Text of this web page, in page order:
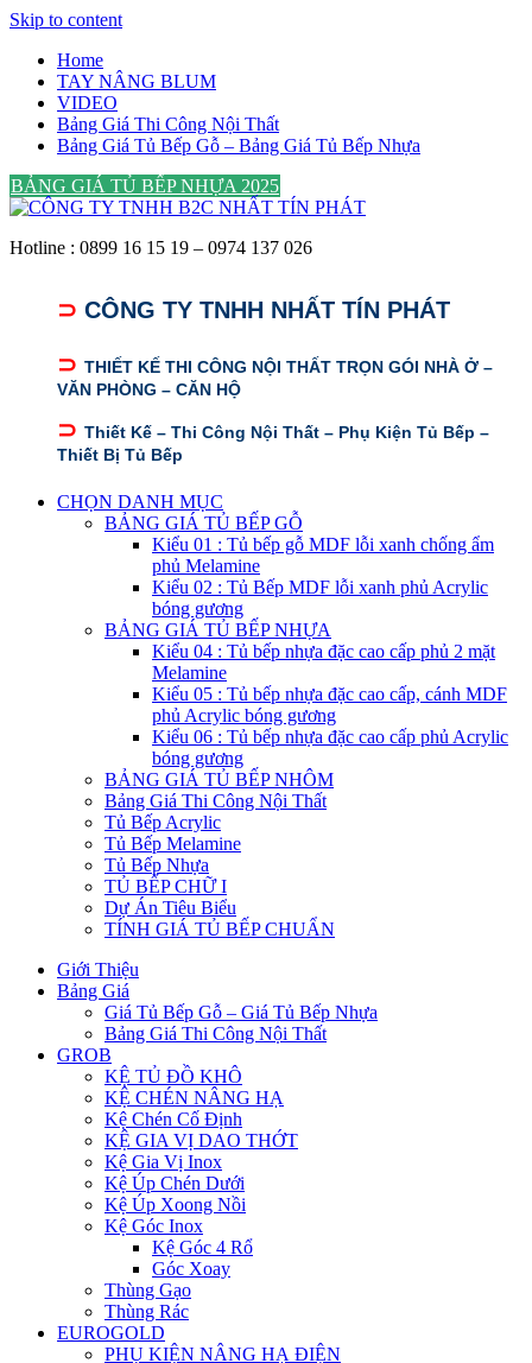
Skip to content
Home
TAY NÂNG BLUM
VIDEO
Bảng Giá Thi Công Nội Thất
Bảng Giá Tủ Bếp Gỗ – Bảng Giá Tủ Bếp Nhựa
BẢNG GIÁ TỦ BẾP NHỰA 2025
Hotline : 0899 16 15 19 – 0974 137 026
⊃ CÔNG TY TNHH NHẤT TÍN PHÁT
⊃ THIẾT KẾ THI CÔNG NỘI THẤT TRỌN GÓI NHÀ Ở –
VĂN PHÒNG – CĂN HỘ
⊃ Thiết Kế – Thi Công Nội Thất – Phụ Kiện Tủ Bếp –
Thiết Bị Tủ Bếp
CHỌN DANH MỤC
BẢNG GIÁ TỦ BẾP GỖ
Kiểu 01 : Tủ bếp gỗ MDF lỗi xanh chống ẩm
phủ Melamine
Kiểu 02 : Tủ Bếp MDF lỗi xanh phủ Acrylic
bóng gương
BẢNG GIÁ TỦ BẾP NHỰA
Kiểu 04 : Tủ bếp nhựa đặc cao cấp phủ 2 mặt
Melamine
Kiểu 05 : Tủ bếp nhựa đặc cao cấp, cánh MDF
phủ Acrylic bóng gương
Kiểu 06 : Tủ bếp nhựa đặc cao cấp phủ Acrylic
bóng gương
BẢNG GIÁ TỦ BẾP NHÔM
Bảng Giá Thi Công Nội Thất
Tủ Bếp Acrylic
Tủ Bếp Melamine
Tủ Bếp Nhựa
TỦ BẾP CHỮ I
Dự Án Tiêu Biểu
TÍNH GIÁ TỦ BẾP CHUẨN
Giới Thiệu
Bảng Giá
Giá Tủ Bếp Gỗ – Giá Tủ Bếp Nhựa
Bảng Giá Thi Công Nội Thất
GROB
KỆ TỦ ĐỒ KHÔ
KỆ CHÉN NÂNG HẠ
Kệ Chén Cố Định
KỆ GIA VỊ DAO THỚT
Kệ Gia Vị Inox
Kệ Úp Chén Dưới
Kệ Úp Xoong Nồi
Kệ Góc Inox
Kệ Góc 4 Rổ
Góc Xoay
Thùng Gạo
Thùng Rác
EUROGOLD
PHỤ KIỆN NÂNG HẠ ĐIỆN